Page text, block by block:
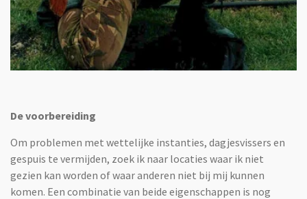
De voorbereiding
Om problemen met wettelijke instanties, dagjesvissers en
gespuis te vermijden, zoek ik naar locaties waar ik niet
gezien kan worden of waar anderen niet bij mij kunnen
komen. Een combinatie van beide eigenschappen is nog